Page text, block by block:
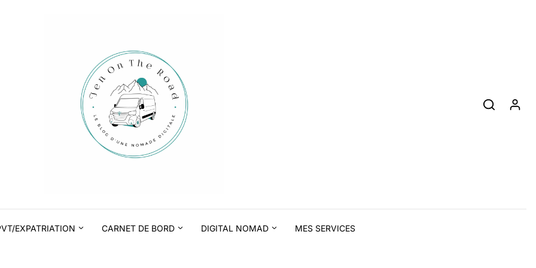
EXPATRIATION CARNET DE BORD DIGITAL NOMAD MES SERVICES